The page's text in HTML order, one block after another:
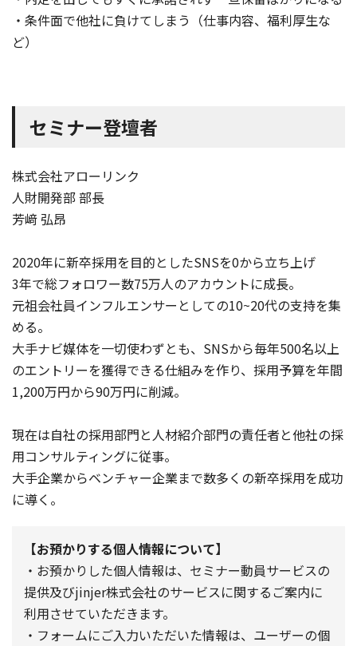
・条件面で他社に負けてしまう（仕事内容、福利厚生な
ど）
セミナー登壇者
株式会社アローリンク
人財開発部 部長
芳﨑 弘昂
2020年に新卒採用を目的としたSNSを0から立ち上げ
3年で総フォロワー数75万人のアカウントに成長。
元祖会社員インフルエンサーとしての10~20代の支持を集
める。
大手ナビ媒体を一切使わずとも、SNSから毎年500名以上
のエントリーを獲得できる仕組みを作り、採用予算を年間
1,200万円から90万円に削減。
現在は自社の採用部門と人材紹介部門の責任者と他社の採
用コンサルティングに従事。
大手企業からベンチャー企業まで数多くの新卒採用を成功
に導く。
【お預かりする個人情報について】
・お預かりした個人情報は、セミナー動員サービスの
提供及びjinjer株式会社のサービスに関するご案内に
利用させていただきます。
・フォームにご入力いただいた情報は、ユーザーの個